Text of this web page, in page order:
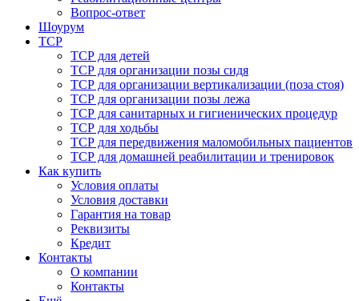
Вопрос-ответ
Шоурум
ТСР
ТСР для детей
ТСР для организации позы сидя
ТСР для организации вертикализации (поза стоя)
ТСР для организации позы лежа
ТСР для санитарных и гигиенических процедур
ТСР для ходьбы
ТСР для передвижения маломобильных пациентов
ТСР для домашней реабилитации и тренировок
Как купить
Условия оплаты
Условия доставки
Гарантия на товар
Реквизиты
Кредит
Контакты
О компании
Контакты